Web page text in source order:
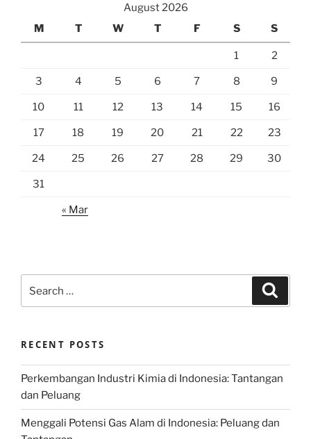
August 2026
M
T W T F S S
1 2
3 4 5 6 7 8 9
10 11 12 13 14 15 16
17 18 19 20 21 22 23
24 25 26 27 28 29 30
31
« Mar
for:
RECENT POSTS
Perkembangan Industri Kimia di Indonesia: Tantangan
dan Peluang
Menggali Potensi Gas Alam di Indonesia: Peluang dan